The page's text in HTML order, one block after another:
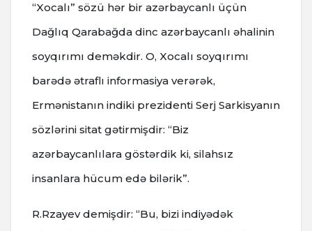
“Xocalı” sözü hər bir azərbaycanlı üçün
Dağlıq Qarabağda dinc azərbaycanlı əhalinin
soyqırımı deməkdir. O, Xocalı soyqırımı
barədə ətraflı informasiya verərək,
Ermənistanın indiki prezidenti Serj Sarkisyanın
sözlərini sitat gətirmişdir: “Biz
azərbaycanlılara göstərdik ki, silahsız
insanlara hücum edə bilərik”.
R.Rzayev demişdir: “Bu, bizi indiyədək